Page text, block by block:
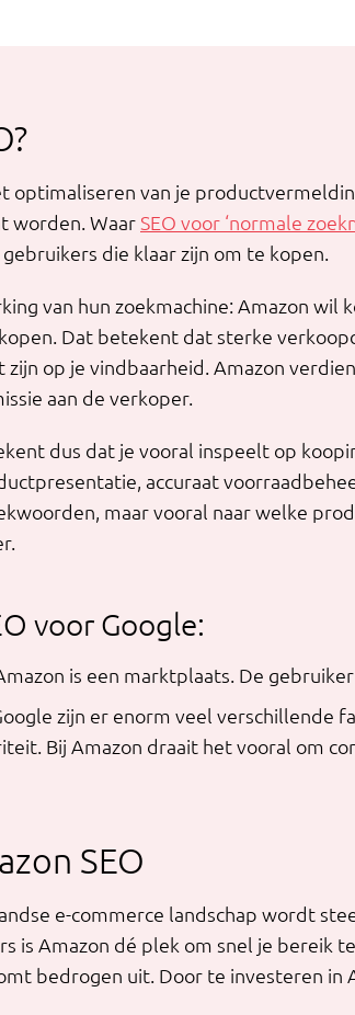
optimaliseren van je
worden. Waar SEO voor ‘normale
die klaar zijn om te kopen.
van hun zoekmachine: Amazon
Dat betekent dat sterke
op je vindbaarheid. Amazon
aan de verkoper.
dus dat je vooral inspeelt op
accuraat
maar vooral naar welke
voor Google:
is een marktplaats. De
zijn er enorm veel verschillende
Bij Amazon draait het vooral om
SEO
e-commerce landschap wordt
is Amazon dé plek om snel je bereik
bedrogen uit. Door te investeren in